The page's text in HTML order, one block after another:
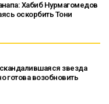
Хабиб Нурмагомедов
оскорбить Тони
звезда
готова возобновить